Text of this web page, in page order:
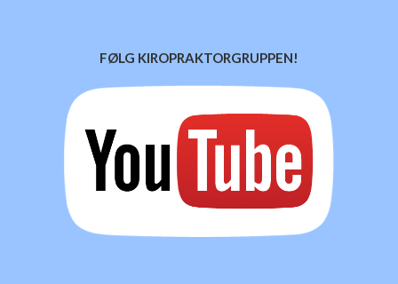
FØLG KIROPRAKTORGRUPPEN!